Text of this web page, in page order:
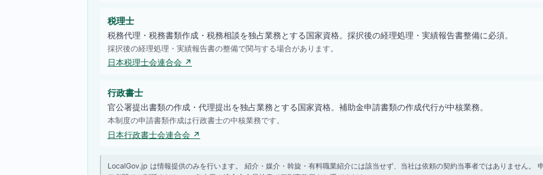
税理士
税務代理・税務書類作成・税務相談を独占業務とする国家資格。採択後の経理処理・実績報告書整備に必須。
採択後の経理処理・実績報告書の整備で関与する場合があります。
日本税理士会連合会 ↗
行政書士
官公署提出書類の作成・代理提出を独占業務とする国家資格。補助金申請書類の作成代行が中核業務。
本制度の申請書類作成は行政書士の中核業務です。
日本行政書士会連合会 ↗
LocalGov.jp は情報提供のみを行います。 紹介・媒介・斡旋・有料職業紹介には該当せず、当社は依頼の契約当事者ではありません。